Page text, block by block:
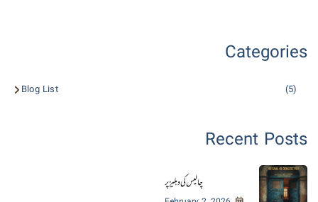
Categories
Blog List (5)
Recent Posts
چالیس کی دہلیز پر